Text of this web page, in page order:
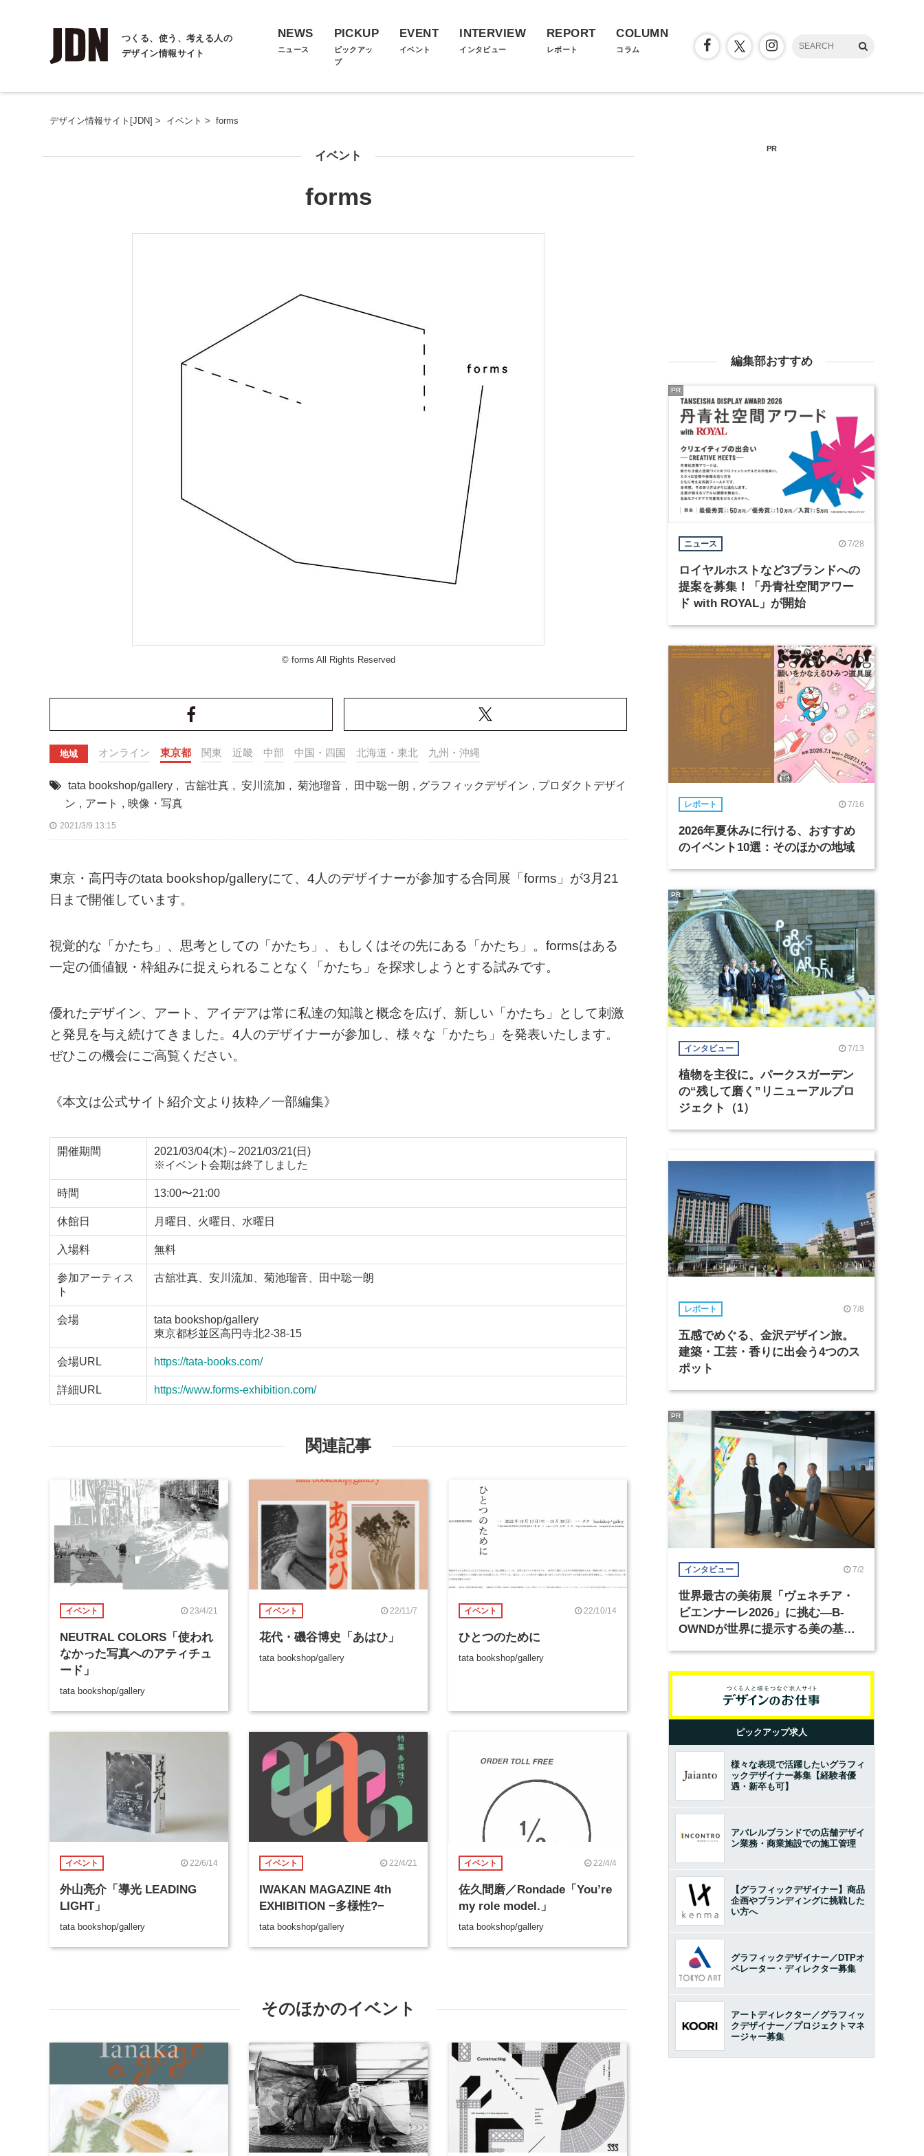
つくる、使う、考える人の
デザイン情報サイト
NEWS
ニュース
PICKUP
ピックアッ
プ
EVENT
イベント
INTERVIEW
インタビュー
REPORT
レポート
COLUMN
コラム
デザイン情報サイト[JDN] > イベント > forms
イベント
forms
© forms All Rights Reserved
地域 オンライン 東京都 関東 近畿 中部 中国・四国 北海道・東北 九州・沖縄
tata bookshop/gallery , 古舘壮真 , 安川流加 , 菊池瑠音 , 田中聡一朗 , グラフィックデザイン , プロダクトデザイ
ン , アート , 映像・写真
2021/3/9 13:15
東京・高円寺のtata bookshop/galleryにて、4人のデザイナーが参加する合同展「forms」が3月21
日まで開催しています。
視覚的な「かたち」、思考としての「かたち」、もしくはその先にある「かたち」。formsはある
一定の価値観・枠組みに捉えられることなく「かたち」を探求しようとする試みです。
優れたデザイン、アート、アイデアは常に私達の知識と概念を広げ、新しい「かたち」として刺激
と発見を与え続けてきました。4人のデザイナーが参加し、様々な「かたち」を発表いたします。
ぜひこの機会にご高覧ください。
《本文は公式サイト紹介文より抜粋／一部編集》
開催期間
2021/03/04(木)～2021/03/21(日)
※イベント会期は終了しました
時間 13:00〜21:00
休館日 月曜日、火曜日、水曜日
入場料 無料
参加アーティス
ト
古舘壮真、安川流加、菊池瑠音、田中聡一朗
会場
tata bookshop/gallery
東京都杉並区高円寺北2-38-15
会場URL https://tata-books.com/
詳細URL https://www.forms-exhibition.com/
関連記事
イベント 23/4/21
NEUTRAL COLORS「使われ
なかった写真へのアティチュ
ード」
tata bookshop/gallery
イベント 22/11/7
花代・磯谷博史「あはひ」
tata bookshop/gallery
イベント 22/10/14
ひとつのために
tata bookshop/gallery
イベント 22/6/14
外山亮介「導光 LEADING
LIGHT」
tata bookshop/gallery
イベント 22/4/21
IWAKAN MAGAZINE 4th
EXHIBITION −多様性?−
tata bookshop/gallery
イベント 22/4/4
佐久間磨／Rondade「You’re
my role model.」
tata bookshop/gallery
そのほかのイベント
PR
編集部おすすめ
ニュース 7/28
ロイヤルホストなど3ブランドへの
提案を募集！「丹青社空間アワー
ド with ROYAL」が開始
PR
レポート 7/16
2026年夏休みに行ける、おすすめ
のイベント10選：そのほかの地域
インタビュー 7/13
植物を主役に。パークスガーデン
の“残して磨く”リニューアルプロ
ジェクト（1）
PR
レポート 7/8
五感でめぐる、金沢デザイン旅。
建築・工芸・香りに出会う4つのス
ポット
インタビュー 7/2
世界最古の美術展「ヴェネチア・
ビエンナーレ2026」に挑む―B-
OWNDが世界に提示する美の基準
PR
ピックアップ求人
様々な表現で活躍したいグラフィ
ックデザイナー募集【経験者優
遇・新卒も可】
アパレルブランドでの店舗デザイ
ン業務・商業施設での施工管理
【グラフィックデザイナー】商品
企画やブランディングに挑戦した
い方へ
グラフィックデザイナー／DTPオ
ペレーター・ディレクター募集
アートディレクター／グラフィッ
クデザイナー／プロジェクトマネ
ージャー募集